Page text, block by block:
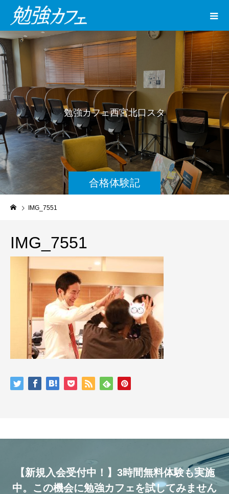
合格体験記
勉強カフェ西宮北口スタジオ
IMG_7551
IMG_7551
【新規入会受付中！】3時間無料体験も実施
中。この機会に勉強カフェを試してみません